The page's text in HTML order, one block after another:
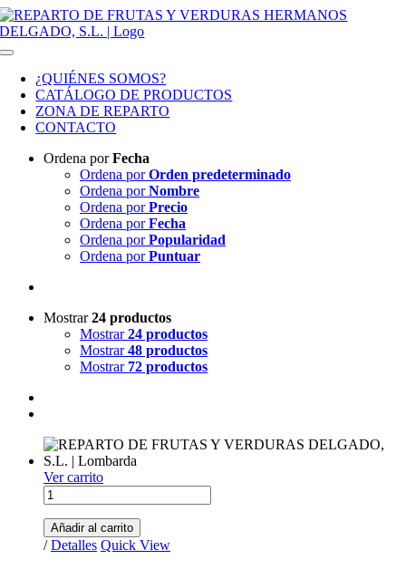
Saltar al contenido
Toggle Navigation
¿QUIÉNES SOMOS?
CATÁLOGO DE PRODUCTOS
ZONA DE REPARTO
CONTACTO
Ordena porFecha
Ordena porOrden predeterminado
Ordena porNombre
Ordena porPrecio
Ordena porFecha
Ordena porPopularidad
Ordena porPuntuar
Mostrar24 productos
Mostrar24 productos
Mostrar48 productos
Mostrar 72 productos
Ver carrito
LOMBARDA (pieza 3kg aprox.) quantity
Añadir al carrito
/ Detalles Quick View